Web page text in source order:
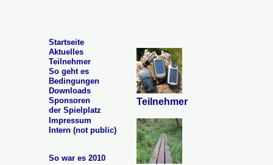
Startseite
Aktuelles
Teilnehmer
So geht es
Bedingungen
Downloads
Sponsoren
der Spielplatz
Impressum
Intern (not public)
So war es 2010
Teilnehmer